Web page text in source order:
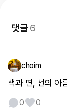
댓글6
choim
색과 면, 선의 아
0 0